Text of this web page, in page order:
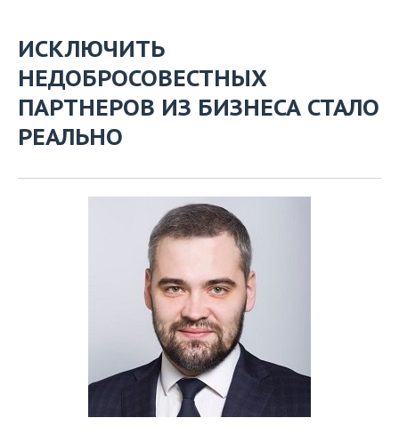
ИСКЛЮЧИТЬ
НЕДОБРОСОВЕСТНЫХ
ПАРТНЕРОВ ИЗ БИЗНЕСА СТАЛО
РЕАЛЬНО